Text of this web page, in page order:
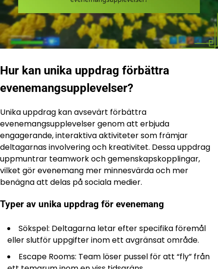
Hur kan unika uppdrag förbättra
evenemangsupplevelser?
Unika uppdrag kan avsevärt förbättra
evenemangsupplevelser genom att erbjuda
engagerande, interaktiva aktiviteter som främjar
deltagarnas involvering och kreativitet. Dessa uppdrag
uppmuntrar teamwork och gemenskapskopplingar,
vilket gör evenemang mer minnesvärda och mer
benägna att delas på sociala medier.
Typer av unika uppdrag för evenemang
Sökspel: Deltagarna letar efter specifika föremål
eller slutför uppgifter inom ett avgränsat område.
Escape Rooms: Team löser pussel för att “fly” från